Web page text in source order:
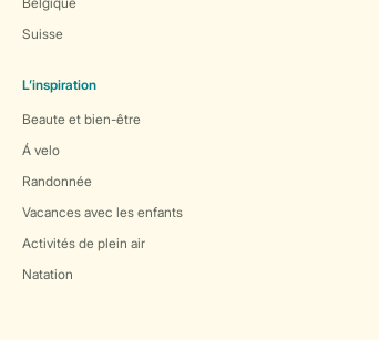
Suisse
L’inspiration
Beaute et bien-être
Á velo
Randonnée
Vacances avec les enfants
Activités de plein air
Natation